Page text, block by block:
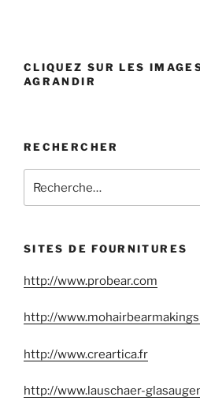
CLIQUEZ SUR LES
AGRANDIR
RECHERCHER
pour
SITES DE FOURNITURES
http://www.probear.com
http://
http://www.creartica.fr
http://www.lauschaer-